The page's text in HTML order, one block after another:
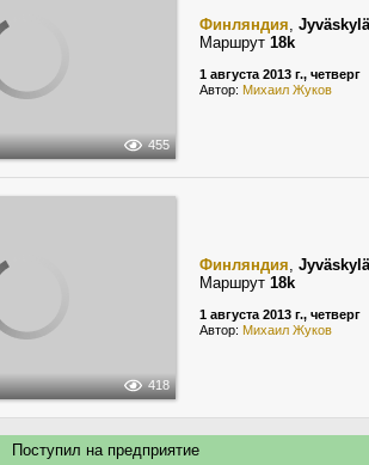
455
Финляндия, Jyväskylä
Маршрут 18k
1 августа 2013 г., четверг
Автор: Михаил Жуков
418
Финляндия, Jyväskylä
Маршрут 18k
1 августа 2013 г., четверг
Автор: Михаил Жуков
Поступил на предприятие